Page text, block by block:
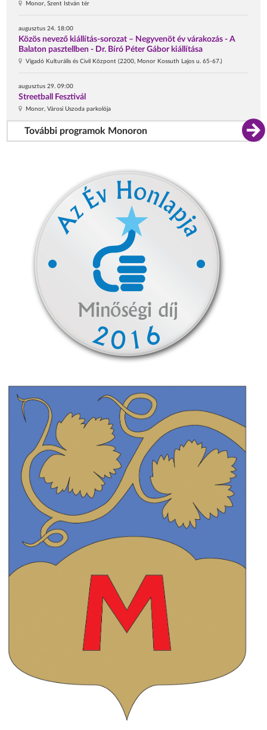
Monor, Szent István tér
augusztus 24. 18:00
Közös nevező kiállítás-sorozat – Negyvenöt év várakozás - A
Balaton pasztellben - Dr. Bíró Péter Gábor kiállítása
Vigadó Kulturális és Civil Központ (2200, Monor Kossuth Lajos u. 65-67.)
augusztus 29. 09:00
Streetball Fesztivál
Monor, Városi Uszoda parkolója
További programok Monoron